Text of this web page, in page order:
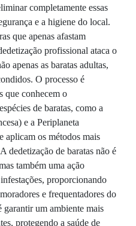
completamente essas
e a higiene do local.
que apenas afastam
profissional ataca o
apenas as baratas adultas,
O processo é
que conhecem o
de baratas, como a
e a Periplaneta
aplicam os métodos mais
dedetização de baratas não é
também uma ação
proporcionando
e frequentadores do
um ambiente mais
protegendo a saúde de